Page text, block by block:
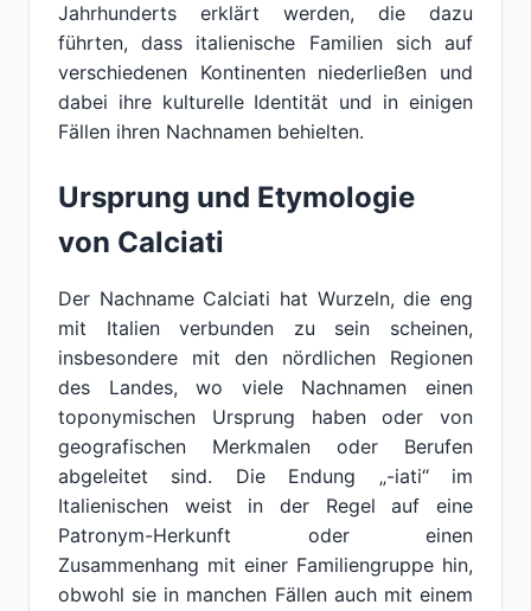
Jahrhunderts erklärt werden, die dazu
führten, dass italienische Familien sich auf
verschiedenen Kontinenten niederließen und
dabei ihre kulturelle Identität und in einigen
Fällen ihren Nachnamen behielten.
Ursprung und Etymologie
von Calciati
Der Nachname Calciati hat Wurzeln, die eng
mit Italien verbunden zu sein scheinen,
insbesondere mit den nördlichen Regionen
des Landes, wo viele Nachnamen einen
toponymischen Ursprung haben oder von
geografischen Merkmalen oder Berufen
abgeleitet sind. Die Endung „-iati“ im
Italienischen weist in der Regel auf eine
Patronym-Herkunft oder einen
Zusammenhang mit einer Familiengruppe hin,
obwohl sie in manchen Fällen auch mit einem